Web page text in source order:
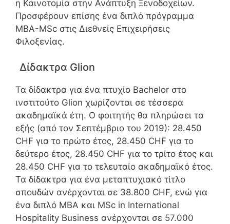
η Καινοτομία στην Ανάπτυξη Ξενοδοχείων.
Προσφέρουν επίσης ένα διπλό πρόγραμμα
MBA-MSc στις Διεθνείς Επιχειρήσεις
Φιλοξενίας.
Δίδακτρα Glion
Τα δίδακτρα για ένα πτυχίο Bachelor στο
ινστιτούτο Glion χωρίζονται σε τέσσερα
ακαδημαϊκά έτη. Ο φοιτητής θα πληρώσει τα
εξής (από τον Σεπτέμβριο του 2019): 28.450
CHF για το πρώτο έτος, 28.450 CHF για το
δεύτερο έτος, 28.450 CHF για το τρίτο έτος και
28.450 CHF για το τελευταίο ακαδημαϊκό έτος.
Τα δίδακτρα για ένα μεταπτυχιακό τίτλο
σπουδών ανέρχονται σε 38.800 CHF, ενώ για
ένα διπλό MBA και MSc in International
Hospitality Business ανέρχονται σε 57.000